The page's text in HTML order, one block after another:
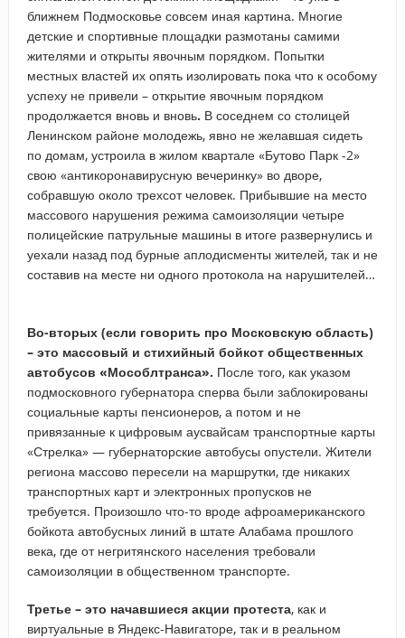
ближнем Подмосковье совсем иная картина. Многие
детские и спортивные площадки размотаны самими
жителями и открыты явочным порядком. Попытки
местных властей их опять изолировать пока что к особому
успеху не привели – открытие явочным порядком
продолжается вновь и вновь. В соседнем со столицей
Ленинском районе молодежь, явно не желавшая сидеть
по домам, устроила в жилом квартале «Бутово Парк -2»
свою «антикоронавирусную вечеринку» во дворе,
собравшую около трехсот человек. Прибывшие на место
массового нарушения режима самоизоляции четыре
полицейские патрульные машины в итоге развернулись и
уехали назад под бурные аплодисменты жителей, так и не
составив на месте ни одного протокола на нарушителей…
Во-вторых (если говорить про Московскую область)
– это массовый и стихийный бойкот общественных
автобусов «Мособлтранса». После того, как указом
подмосковного губернатора сперва были заблокированы
социальные карты пенсионеров, а потом и не
привязанные к цифровым аусвайсам транспортные карты
«Стрелка» — губернаторские автобусы опустели. Жители
региона массово пересели на маршрутки, где никаких
транспортных карт и электронных пропусков не
требуется. Произошло что-то вроде афроамериканского
бойкота автобусных линий в штате Алабама прошлого
века, где от негритянского населения требовали
самоизоляции в общественном транспорте.
Третье – это начавшиеся акции протеста, как и
виртуальные в Яндекс-Навигаторе, так и в реальном